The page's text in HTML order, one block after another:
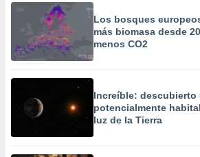
mediante
publicidad
Los bosques
más biomasa desde
menos CO2
Increíble: descubierto
potencialmente
luz de la Tierra